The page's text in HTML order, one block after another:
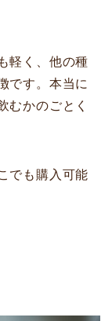
軽く、他の種
です。本当に
むかのごとく
でも購入可能